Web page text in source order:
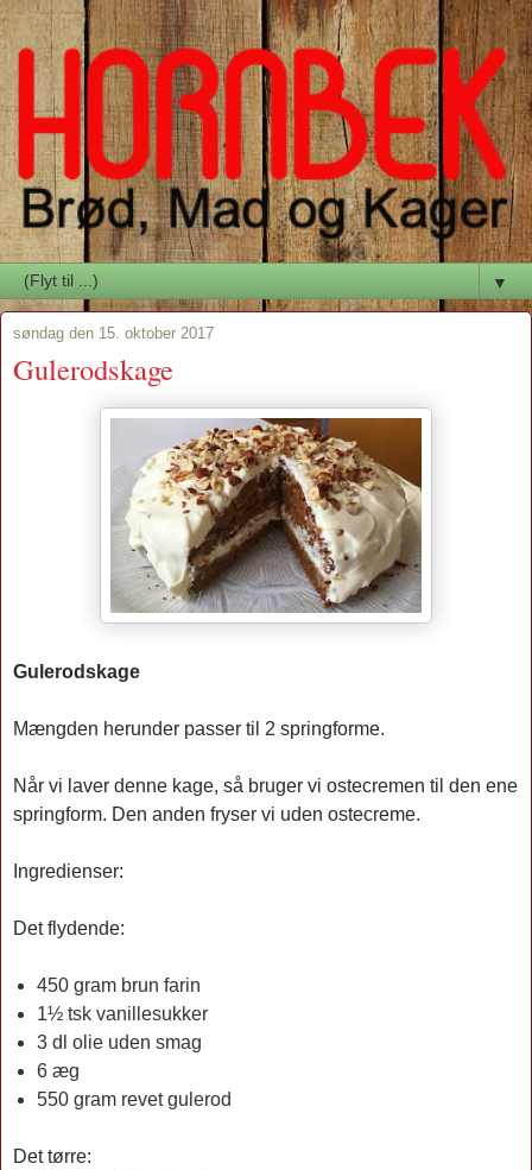
▼
søndag den 15. oktober 2017
Gulerodskage
Gulerodskage
Mængden herunder passer til 2 springforme.
Når vi laver denne kage, så bruger vi ostecremen til den ene
springform. Den anden fryser vi uden ostecreme.
Ingredienser:
Det flydende:
450 gram brun farin
1½ tsk vanillesukker
3 dl olie uden smag
6 æg
550 gram revet gulerod
Det tørre: